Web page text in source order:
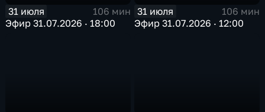
31 июля
106 мин
Эфир 31.07.2026 · 18:00
31 июля
106 мин
Эфир 31.07.2026 · 12:00